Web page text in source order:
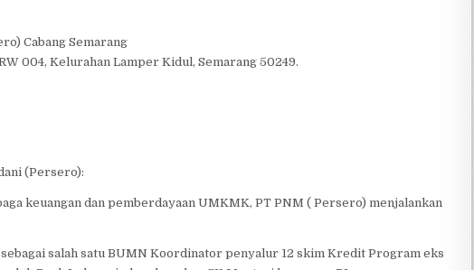
Cabang Semarang
004, Kelurahan Lamper Kidul, Semarang 50249.
(Persero):
keuangan dan pemberdayaan UMKMK, PT PNM ( Persero) menjalankan
salah satu BUMN Koordinator penyalur 12 skim Kredit Program eks